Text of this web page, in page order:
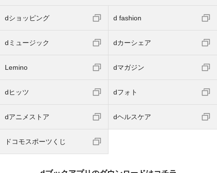
dショッピング d fashion
dミュージック dカーシェア
Lemino dマガジン
dヒッツ dフォト
dアニメストア dヘルスケア
ドコモスポーツくじ